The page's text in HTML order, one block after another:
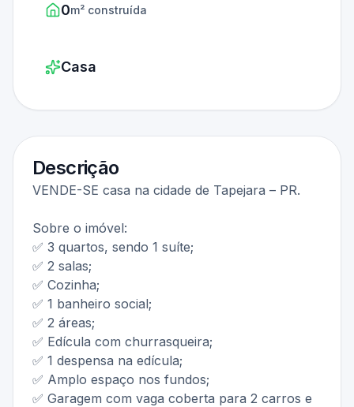
0m² construída
Casa
Descrição
VENDE-SE casa na cidade de Tapejara – PR.
Sobre o imóvel:
✅ 3 quartos, sendo 1 suíte;
✅ 2 salas;
✅ Cozinha;
✅ 1 banheiro social;
✅ 2 áreas;
✅ Edícula com churrasqueira;
✅ 1 despensa na edícula;
✅ Amplo espaço nos fundos;
✅ Garagem com vaga coberta para 2 carros e